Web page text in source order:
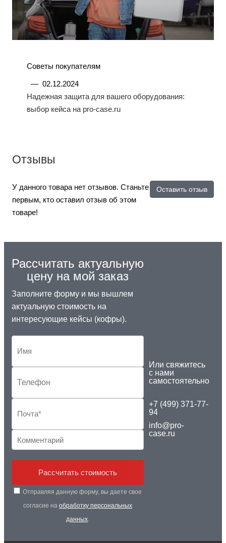
Советы покупателям
— 02.12.2024
Надежная защита для вашего оборудования:
выбор кейса на pro-case.ru
Отзывы
Оставить отзыв
У данного товара нет отзывов. Станьте
первым, кто оставил отзыв об этом
товаре!
Рассчитать актуальную
цену на мой заказ
Заполните форму и мы вышлем
актуальную стоимость на
интересующие кейсы (кофры).
Рассчитать стоимость
Отправляя данную форму, вы даете свое
согласие на обработку персональных
данных.
Или свяжитесь
с нами
самостоятельно
+7 (499) 371-77-
94
info@pro-
case.ru